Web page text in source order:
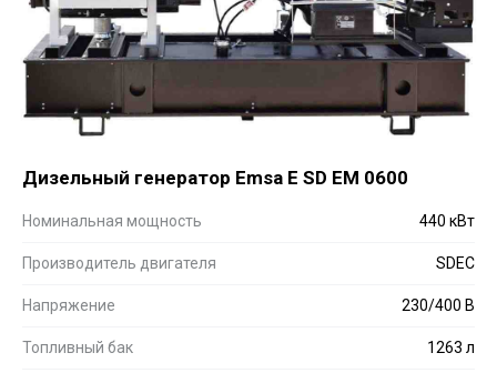
Дизельный генератор Emsa E SD EM 0600
Номинальная мощность 440 кВт
Производитель двигателя SDEC
Напряжение 230/400 В
Топливный бак 1263 л